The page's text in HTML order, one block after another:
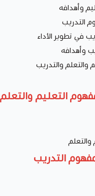
وأهدافه
التدريب
في تطوير الأداء
وأهدافه
والتعلم والتدريب
التعليم والتعلم
والتعلم
مفهوم التدريب